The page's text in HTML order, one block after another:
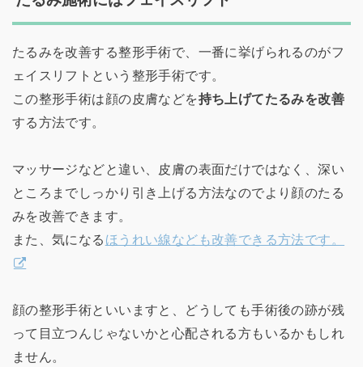
たるみを改善する整形手術で、一番に挙げられるのがフ
ェイスリフトという整形手術です。
この整形手術は顔の皮膚などを持ち上げてたるみを改善
する方法です。
マッサージなどと違い、皮膚の表面だけではなく、深い
ところまでしっかり引き上げる方法なのでより顔のたる
みを改善できます。
また、気になる ほうれい線なども改善できる方法です。
顔の整形手術といいますと、どうしても手術後の跡が残
って目立つんじゃないかと心配される方もいるかもしれ
ません。